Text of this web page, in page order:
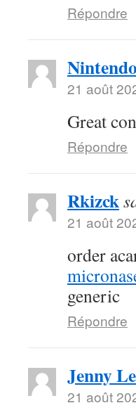
Répondre
Nintendo
21 août
Great
Répondre
Rkizck
21 août
order
generic
Répondre
Jenny
21 août